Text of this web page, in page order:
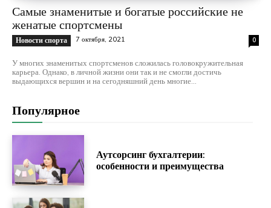
Самые знаменитые и богатые российские не
женатые спортсмены
Новости спорта 7 октября, 2021 0
У многих знаменитых спортсменов сложилась головокружительная
карьера. Однако, в личной жизни они так и не смогли достичь
выдающихся вершин и на сегодняшний день многие...
Популярное
Аутсорсинг бухгалтерии:
особенности и преимущества